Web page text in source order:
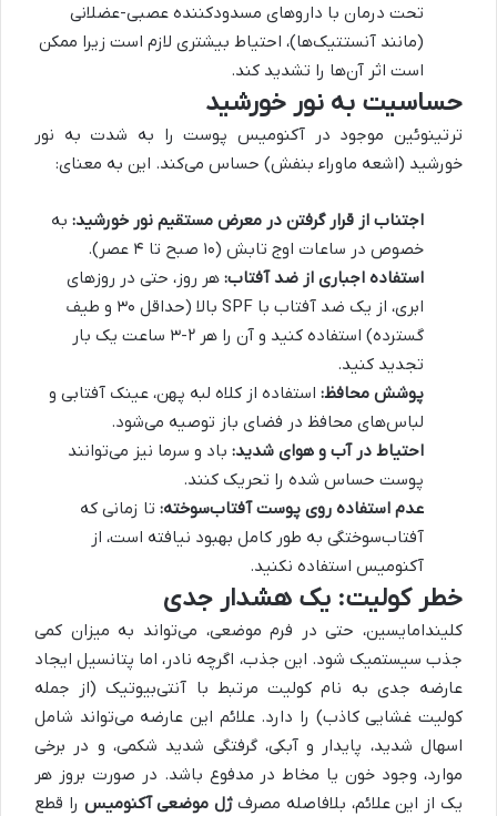
تحت درمان با داروهای مسدودکننده عصبی-عضلانی
(مانند آنستتیک‌ها)، احتیاط بیشتری لازم است زیرا ممکن
است اثر آن‌ها را تشدید کند.
حساسیت به نور خورشید
ترتینوئین موجود در آکنومیس پوست را به شدت به نور
خورشید (اشعه ماوراء بنفش) حساس می‌کند. این به معنای:
اجتناب از قرار گرفتن در معرض مستقیم نور خورشید: به
خصوص در ساعات اوج تابش (۱۰ صبح تا ۴ عصر).
استفاده اجباری از ضد آفتاب: هر روز، حتی در روزهای
ابری، از یک ضد آفتاب با SPF بالا (حداقل ۳۰ و طیف
گسترده) استفاده کنید و آن را هر ۲-۳ ساعت یک بار
تجدید کنید.
پوشش محافظ: استفاده از کلاه لبه پهن، عینک آفتابی و
لباس‌های محافظ در فضای باز توصیه می‌شود.
احتیاط در آب و هوای شدید: باد و سرما نیز می‌توانند
پوست حساس شده را تحریک کنند.
عدم استفاده روی پوست آفتاب‌سوخته: تا زمانی که
آفتاب‌سوختگی به طور کامل بهبود نیافته است، از
آکنومیس استفاده نکنید.
خطر کولیت: یک هشدار جدی
کلیندامایسین، حتی در فرم موضعی، می‌تواند به میزان کمی
جذب سیستمیک شود. این جذب، اگرچه نادر، اما پتانسیل ایجاد
عارضه جدی به نام کولیت مرتبط با آنتی‌بیوتیک (از جمله
کولیت غشایی کاذب) را دارد. علائم این عارضه می‌تواند شامل
اسهال شدید، پایدار و آبکی، گرفتگی شدید شکمی، و در برخی
موارد، وجود خون یا مخاط در مدفوع باشد. در صورت بروز هر
یک از این علائم، بلافاصله مصرفژل موضعی آکنومیس را قطع